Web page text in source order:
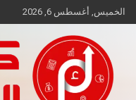
Skip
to
الخميس, أغسطس 6, 2026